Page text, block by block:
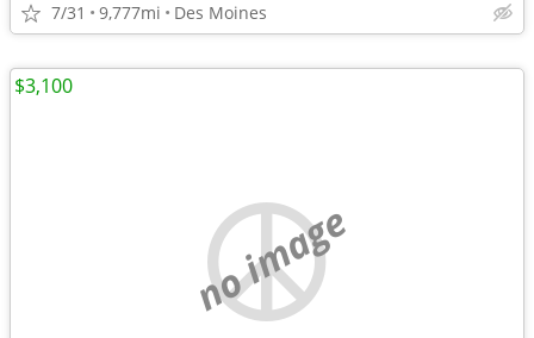
7/31 9,777mi Des Moines
no image
$3,100